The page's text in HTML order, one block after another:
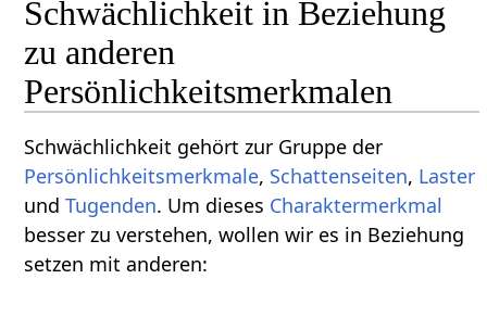
Schwächlichkeit in Beziehung
zu anderen
Persönlichkeitsmerkmalen
Schwächlichkeit gehört zur Gruppe der
Persönlichkeitsmerkmale, Schattenseiten, Laster
undTugenden. Um dieses Charaktermerkmal
besser zu verstehen, wollen wir es in Beziehung
setzen mit anderen: